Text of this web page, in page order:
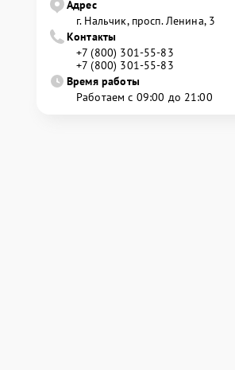
Адрес
г. Нальчик, просп. Ленина, 3
Контакты
+7 (800) 301-55-83
+7 (800) 301-55-83
Время работы
Работаем с 09:00 до 21:00